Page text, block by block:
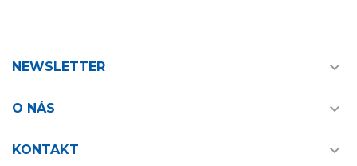
NEWSLETTER 
O NÁS 
KONTAKT 